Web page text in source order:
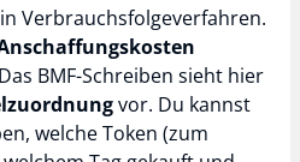
Verbrauchsfolgeverfahren.
Das BMF-Schreiben sieht hier
vor. Du kannst
welche Token (zum